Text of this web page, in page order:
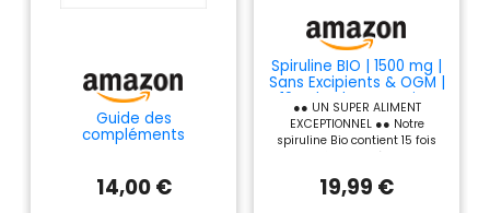
Guide des
compléments
antioxydants
14,00 €
Spiruline BIO | 1500 mg |
Sans Excipients & OGM |
19% de Phycocyanine
●● UN SUPER ALIMENT
EXCEPTIONNEL ●● Notre
spiruline Bio contient 15 fois
plus de bêta-carotène que les
que les épinards crus et plus
19,99 €